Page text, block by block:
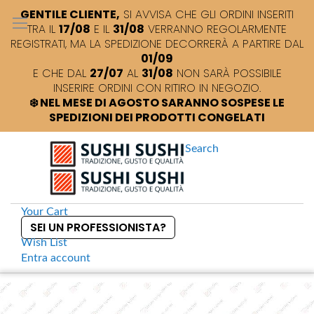
GENTILE CLIENTE, SI AVVISA CHE GLI ORDINI INSERITI
TRA IL 17/08 E IL 31/08 VERRANNO REGOLARMENTE
REGISTRATI, MA LA SPEDIZIONE DECORRERÀ A PARTIRE DAL
01/09
E CHE DAL 27/07 AL 31/08 NON SARÀ POSSIBILE
INSERIRE ORDINI CON RITIRO IN NEGOZIO.
❄️ NEL MESE DI AGOSTO SARANNO SOSPESE LE
SPEDIZIONI DEI PRODOTTI CONGELATI
Search
Your Cart
SEI UN PROFESSIONISTA?
Wish List
Entra account
S
Home Konbini Cuociriso per Sushi e Vaporiera 2 in 1
S
k